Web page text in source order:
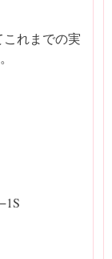
れまでの実